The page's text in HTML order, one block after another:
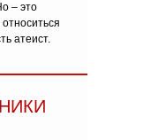
– это
атеист.